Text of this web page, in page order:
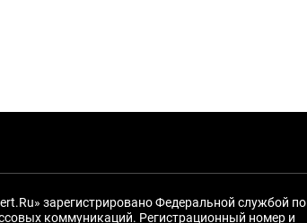
зарегистрировано Федеральной службой по
коммуникаций. Регистрационный номер и